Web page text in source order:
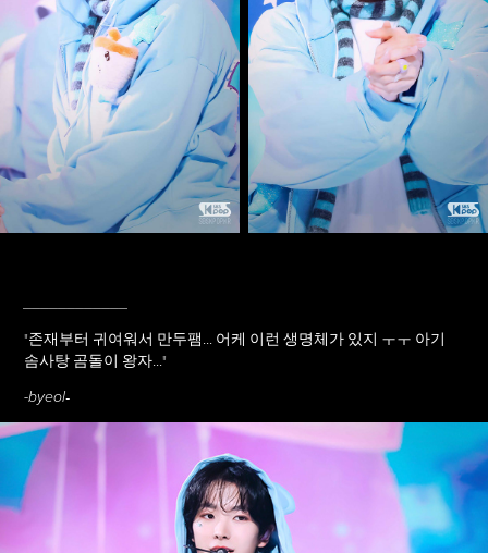
"존재부터 귀여워서 만두팸... 어케 이런 생명체가 있지 ㅜㅜ 아기
솜사탕 곰돌이 왕자..."
-byeol-